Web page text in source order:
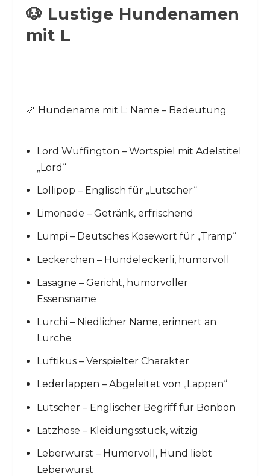
🐶 Lustige Hundenamen
mit L
🦴 Hundename mit L: Name – Bedeutung
Lord Wuffington – Wortspiel mit Adelstitel
„Lord“
Lollipop – Englisch für „Lutscher“
Limonade – Getränk, erfrischend
Lumpi – Deutsches Kosewort für „Tramp“
Leckerchen – Hundeleckerli, humorvoll
Lasagne – Gericht, humorvoller
Essensname
Lurchi – Niedlicher Name, erinnert an
Lurche
Luftikus – Verspielter Charakter
Lederlappen – Abgeleitet von „Lappen“
Lutscher – Englischer Begriff für Bonbon
Latzhose – Kleidungsstück, witzig
Leberwurst – Humorvoll, Hund liebt
Leberwurst